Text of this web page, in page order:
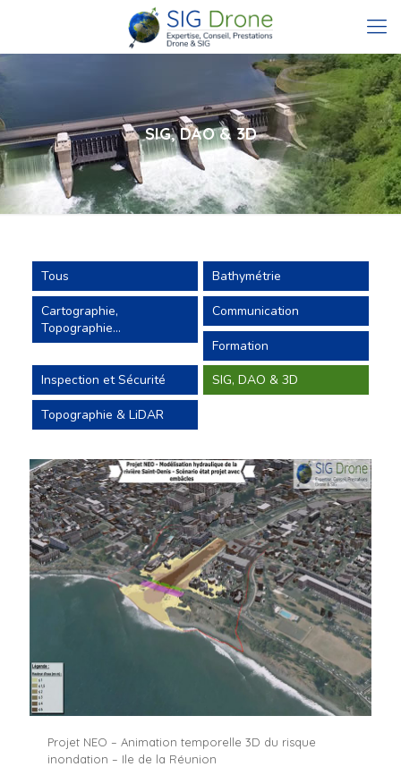
SIG, DAO & 3D
Tous Bathymétrie
Cartographie,
Topographie…
Communication
Formation
Inspection et Sécurité SIG, DAO & 3D
Topographie & LiDAR
Projet NEO – Animation temporelle 3D du risque
inondation – Ile de la Réunion